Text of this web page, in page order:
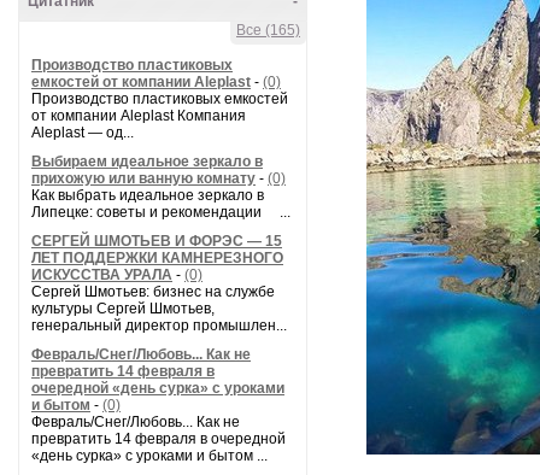
Все (165)
Производство пластиковых
емкостей от компании Aleplast - (0)
Производство пластиковых емкостей
от компании Aleplast Компания
Aleplast — од...
Выбираем идеальное зеркало в
прихожую или ванную комнату - (0)
Как выбрать идеальное зеркало в
Липецке: советы и рекомендации ...
СЕРГЕЙ ШМОТЬЕВ И ФОРЭС — 15
ЛЕТ ПОДДЕРЖКИ КАМНЕРЕЗНОГО
ИСКУССТВА УРАЛА - (0)
Сергей Шмотьев: бизнес на службе
культуры Сергей Шмотьев,
генеральный директор промышлен...
Февраль/Снег/Любовь... Как не
превратить 14 февраля в
очередной «день сурка» с уроками
и бытом - (0)
Февраль/Снег/Любовь... Как не
превратить 14 февраля в очередной
«день сурка» с уроками и бытом ...